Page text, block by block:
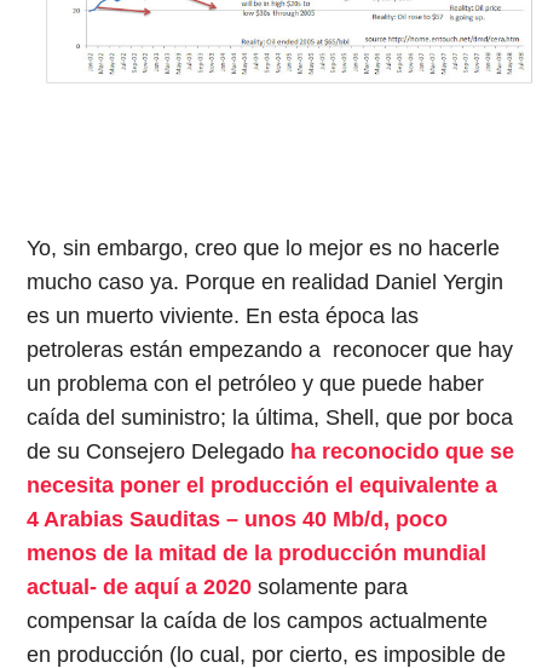
Yo, sin embargo, creo que lo mejor es no hacerle
mucho caso ya. Porque en realidad Daniel Yergin
es un muerto viviente. En esta época las
petroleras están empezando a reconocer que hay
un problema con el petróleo y que puede haber
caída del suministro; la última, Shell, que por boca
de su Consejero Delegado ha reconocido que se
necesita poner el producción el equivalente a
4 Arabias Sauditas – unos 40 Mb/d, poco
menos de la mitad de la producción mundial
actual- de aquí a 2020 solamente para
compensar la caída de los campos actualmente
en producción (lo cual, por cierto, es imposible de